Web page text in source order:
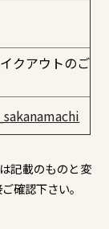
クアウトのご
記載のものと変
確認下さい。